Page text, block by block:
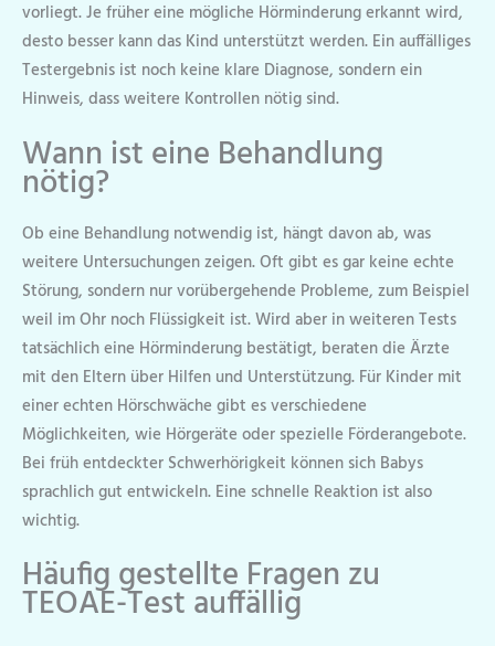
vorliegt. Je früher eine mögliche Hörminderung erkannt wird,
desto besser kann das Kind unterstützt werden. Ein auffälliges
Testergebnis ist noch keine klare Diagnose, sondern ein
Hinweis, dass weitere Kontrollen nötig sind.
Wann ist eine Behandlung
nötig?
Ob eine Behandlung notwendig ist, hängt davon ab, was
weitere Untersuchungen zeigen. Oft gibt es gar keine echte
Störung, sondern nur vorübergehende Probleme, zum Beispiel
weil im Ohr noch Flüssigkeit ist. Wird aber in weiteren Tests
tatsächlich eine Hörminderung bestätigt, beraten die Ärzte
mit den Eltern über Hilfen und Unterstützung. Für Kinder mit
einer echten Hörschwäche gibt es verschiedene
Möglichkeiten, wie Hörgeräte oder spezielle Förderangebote.
Bei früh entdeckter Schwerhörigkeit können sich Babys
sprachlich gut entwickeln. Eine schnelle Reaktion ist also
wichtig.
Häufig gestellte Fragen zu
TEOAE-Test auffällig